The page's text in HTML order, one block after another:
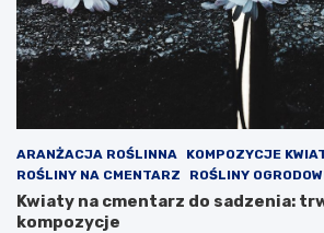
ARANŻACJA ROŚLINNA KOMPOZYCJE
ROŚLINY NA CMENTARZ
ROŚLINY
Kwiaty na cmentarz do sadzenia:
kompozycje